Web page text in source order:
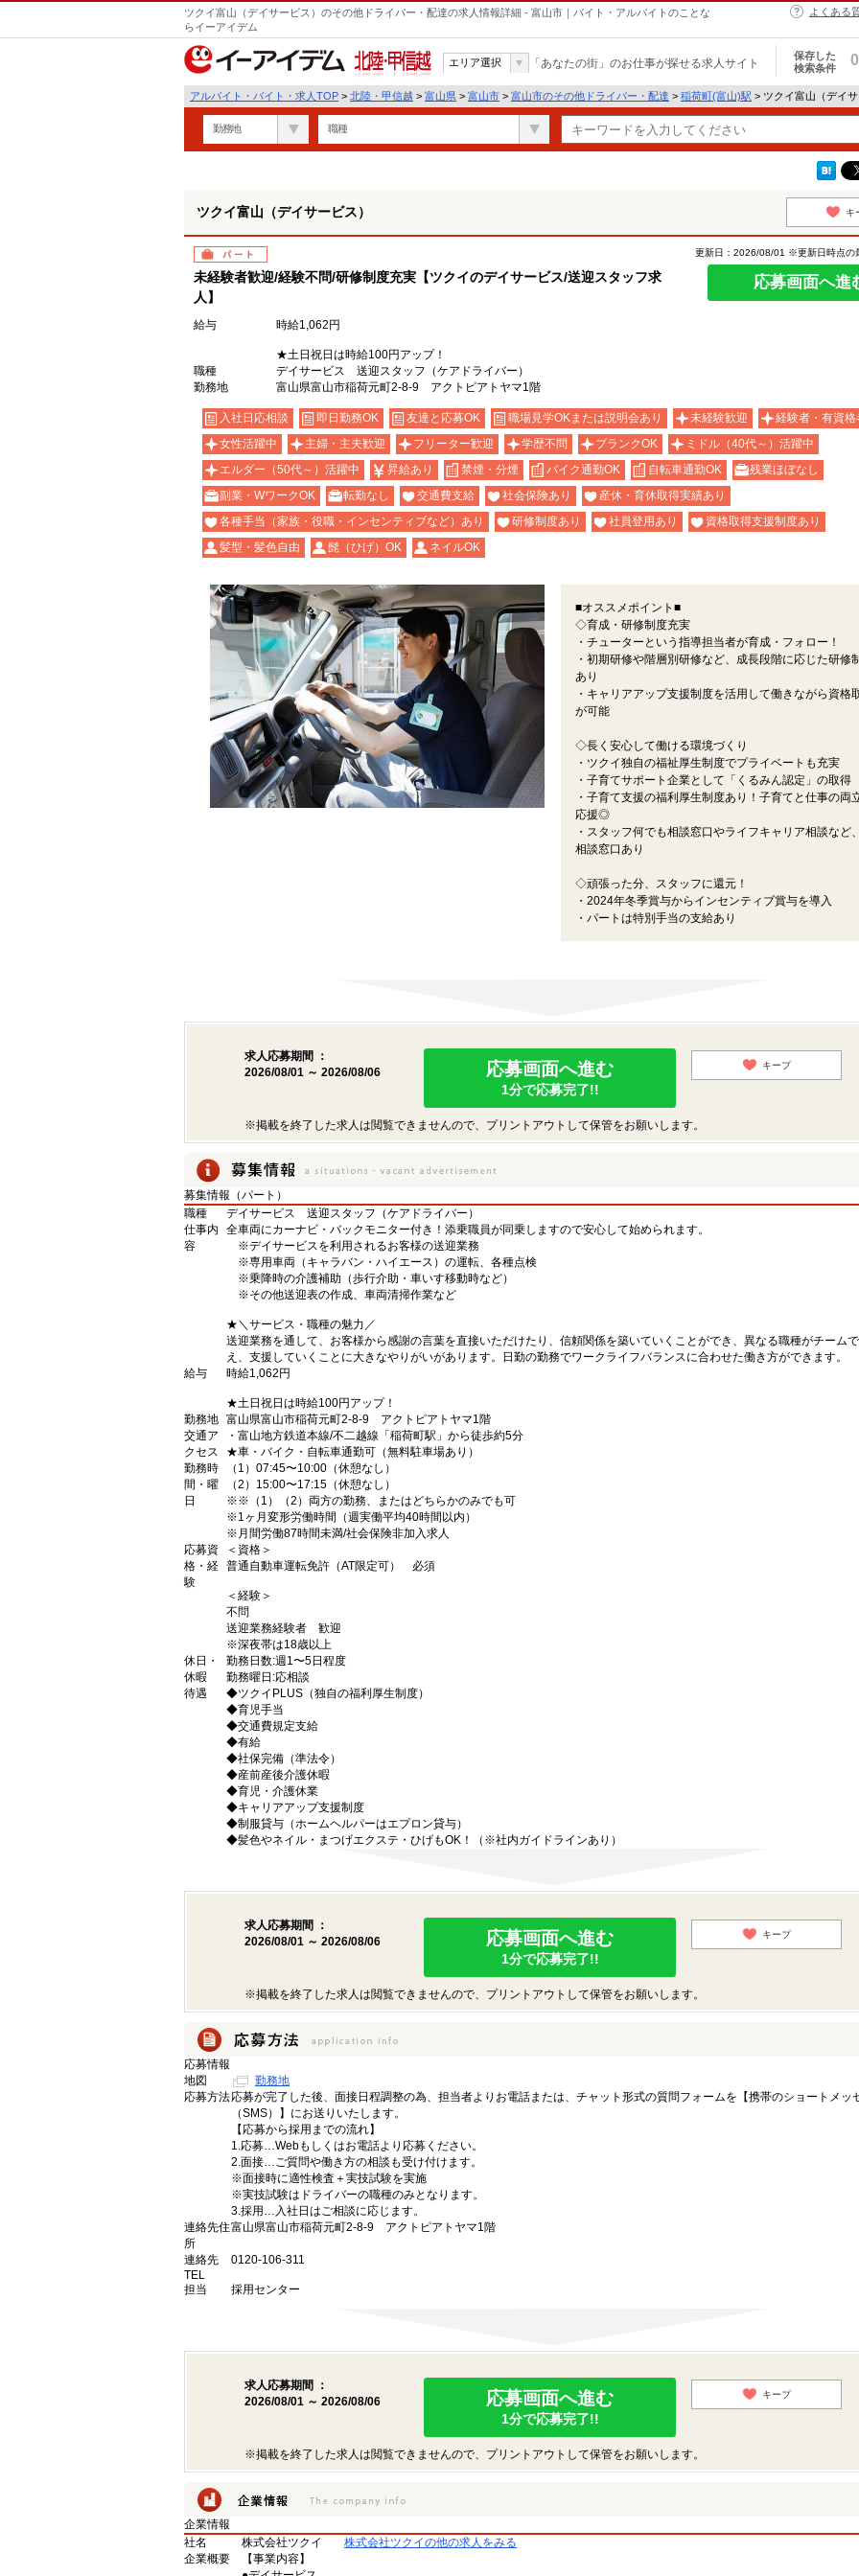
ツクイ富山（デイサービス）のその他ドライバー・配達の求人情報詳細 - 富山市｜バイト・アルバイトのことな
らイーアイデム
よくある
北陸・甲信越
エリア選択 「あなたの街」のお仕事が探せる求人サイト
保存した
検索条件
0
アルバイト・バイト・求人TOP > 北陸・甲信越 > 富山県 > 富山市 > 富山市のその他ドライバー・配達 > 稲荷町(富山)駅 > ツクイ富山（デイ
勤務地 職種
ツクイ富山（デイサービス） キ
パート
未経験者歓迎/経験不問/研修制度充実【ツクイのデイサービス/送迎スタッフ求
人】
更新日：2026/08/01 ※更新日時点の
応募画面へ進
給与 時給1,062円
★土日祝日は時給100円アップ！
職種
デイサービス 送迎スタッフ（ケアドライバー）
勤務地
富山県富山市稲荷元町2-8-9 アクトピアトヤマ1階
入社日応相談 即日勤務OK 友達と応募OK 職場見学OKまたは説明会あり 未経験歓迎
経験者・有資格
女性活躍中
主婦・主夫歓迎 フリーター歓迎 学歴不問 ブランクOK
ミドル（40代～）活躍中
エルダー（50代～）活躍中
昇給あり 禁煙・分煙 バイク通勤OK 自転車通勤OK
残業ほぼなし
副業・WワークOK
転勤なし 交通費支給 社会保険あり
産休・育休取得実績あり
各種手当（家族・役職・インセンティブなど）あり
研修制度あり 社員登用あり
資格取得支援制度あり
髪型・髪色自由
髭（ひげ）OK ネイルOK
■オススメポイント■
◇育成・研修制度充実
・チューターという指導担当者が育成・フォロー！
・初期研修や階層別研修など、成長段階に応じた研修
あり
・キャリアアップ支援制度を活用して働きながら資格
が可能
◇長く安心して働ける環境づくり
・ツクイ独自の福祉厚生制度でプライベートも充実
・子育てサポート企業として「くるみん認定」の取得
・子育て支援の福利厚生制度あり！子育てと仕事の両
応援◎
・スタッフ何でも相談窓口やライフキャリア相談など
相談窓口あり
◇頑張った分、スタッフに還元！
・2024年冬季賞与からインセンティブ賞与を導入
・パートは特別手当の支給あり
求人応募期間 ：
2026/08/01 ～ 2026/08/06
応募画面へ進む
1分で応募完了!!
キープ
※掲載を終了した求人は閲覧できませんので、プリントアウトして保管をお願いします。
募集情報（パート）
職種
デイサービス 送迎スタッフ（ケアドライバー）
仕事内
容
全車両にカーナビ・バックモニター付き！添乗職員が同乗しますので安心して始められます。
※デイサービスを利用されるお客様の送迎業務
※専用車両（キャラバン・ハイエース）の運転、各種点検
※乗降時の介護補助（歩行介助・車いす移動時など）
※その他送迎表の作成、車両清掃作業など
★＼サービス・職種の魅力／
送迎業務を通して、お客様から感謝の言葉を直接いただけたり、信頼関係を築いていくことができ、異なる職種がチーム
え、支援していくことに大きなやりがいがあります。日勤の勤務でワークライフバランスに合わせた働き方ができます。
給与
時給1,062円
★土日祝日は時給100円アップ！
勤務地 富山県富山市稲荷元町2-8-9 アクトピアトヤマ1階
交通ア
クセス
・富山地方鉄道本線/不二越線「稲荷町駅」から徒歩約5分
★車・バイク・自転車通勤可（無料駐車場あり）
勤務時
間・曜
日
（1）07:45〜10:00（休憩なし）
（2）15:00〜17:15（休憩なし）
※※（1）（2）両方の勤務、またはどちらかのみでも可
※1ヶ月変形労働時間（週実働平均40時間以内）
※月間労働87時間未満/社会保険非加入求人
応募資
格・経
験
＜資格＞
普通自動車運転免許（AT限定可） 必須
＜経験＞
不問
送迎業務経験者 歓迎
※深夜帯は18歳以上
休日・
休暇
勤務日数:週1〜5日程度
勤務曜日:応相談
待遇
◆ツクイPLUS（独自の福利厚生制度）
◆育児手当
◆交通費規定支給
◆有給
◆社保完備（準法令）
◆産前産後介護休暇
◆育児・介護休業
◆キャリアアップ支援制度
◆制服貸与（ホームヘルパーはエプロン貸与）
◆髪色やネイル・まつげエクステ・ひげもOK！（※社内ガイドラインあり）
求人応募期間 ：
2026/08/01 ～ 2026/08/06
応募画面へ進む
1分で応募完了!!
キープ
※掲載を終了した求人は閲覧できませんので、プリントアウトして保管をお願いします。
応募情報
地図
勤務地
応募方法応募が完了した後、面接日程調整の為、担当者よりお電話または、チャット形式の質問フォームを【携帯のショートメッ
（SMS）】にお送りいたします。
【応募から採用までの流れ】
1.応募…Webもしくはお電話より応募ください。
2.面接…ご質問や働き方の相談も受け付けます。
※面接時に適性検査＋実技試験を実施
※実技試験はドライバーの職種のみとなります。
3.採用…入社日はご相談に応じます。
連絡先住
所
富山県富山市稲荷元町2-8-9 アクトピアトヤマ1階
連絡先
TEL
0120-106-311
担当 採用センター
求人応募期間 ：
2026/08/01 ～ 2026/08/06
応募画面へ進む
1分で応募完了!!
キープ
※掲載を終了した求人は閲覧できませんので、プリントアウトして保管をお願いします。
企業情報
社名
株式会社ツクイ
株式会社ツクイの他の求人をみる
企業概要
【事業内容】